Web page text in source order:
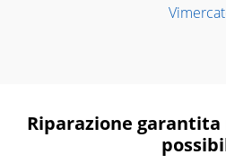
Riparazione